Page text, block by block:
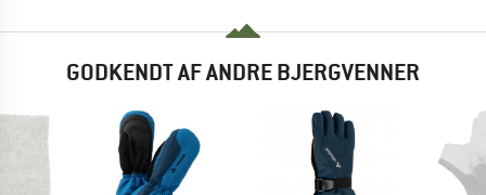
GODKENDT AF ANDRE BJERGVENNER